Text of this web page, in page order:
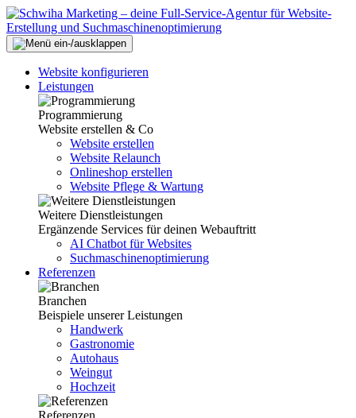
Website konfigurieren
Leistungen
Programmierung
Website erstellen & Co
Website erstellen
Website Relaunch
Onlineshop erstellen
Website Pflege & Wartung
Weitere Dienstleistungen
Ergänzende Services für deinen Webauftritt
AI Chatbot für Websites
Suchmaschinenoptimierung
Referenzen
Branchen
Beispiele unserer Leistungen
Handwerk
Gastronomie
Autohaus
Weingut
Hochzeit
Referenzen